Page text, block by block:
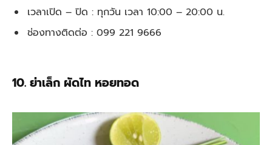
เวลาเปิด – ปิด : ทุกวัน เวลา 10:00 – 20:00 น.
ช่องทางติดต่อ : 099 221 9666
10. ย่าเล็ก ผัดไท หอยทอด